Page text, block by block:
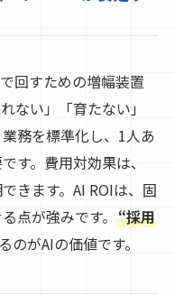
回すための増幅装置
ない」「育たない」
務を標準化し、1人あ
す。費用対効果は、
きます。AI ROIは、固
点が強みです。 “採用
のがAIの価値です。